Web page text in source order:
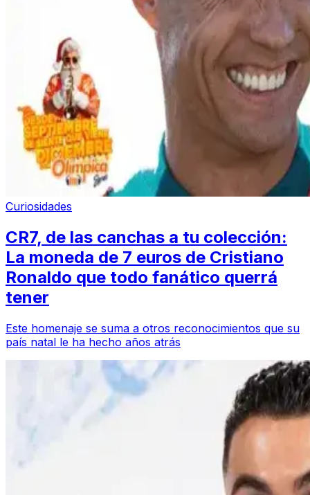
Curiosidades
CR7, de las canchas a tu colección:
La moneda de 7 euros de Cristiano
Ronaldo que todo fanático querrá
tener
Este homenaje se suma a otros reconocimientos que su
país natal le ha hecho años atrás